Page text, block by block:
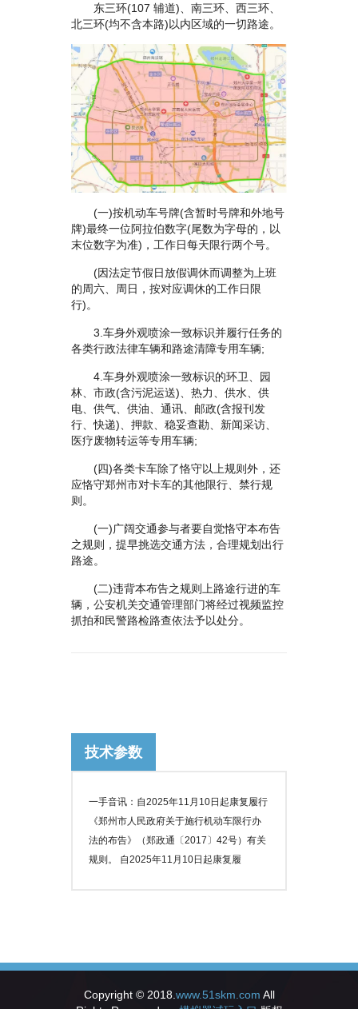
东三环(107 辅道)、南三环、西三环、
北三环(均不含本路)以内区域的一切路途。
(一)按机动车号牌(含暂时号牌和外地号
牌)最终一位阿拉伯数字(尾数为字母的，以
末位数字为准)，工作日每天限行两个号。
(因法定节假日放假调休而调整为上班
的周六、周日，按对应调休的工作日限
行)。
3.车身外观喷涂一致标识并履行任务的
各类行政法律车辆和路途清障专用车辆;
4.车身外观喷涂一致标识的环卫、园
林、市政(含污泥运送)、热力、供水、供
电、供气、供油、通讯、邮政(含报刊发
行、快递)、押款、稳妥查勘、新闻采访、
医疗废物转运等专用车辆;
(四)各类卡车除了恪守以上规则外，还
应恪守郑州市对卡车的其他限行、禁行规
则。
(一)广阔交通参与者要自觉恪守本布告
之规则，提早挑选交通方法，合理规划出行
路途。
(二)违背本布告之规则上路途行进的车
辆，公安机关交通管理部门将经过视频监控
抓拍和民警路检路查依法予以处分。
技术参数
一手音讯：自2025年11月10日起康复履行
《郑州市人民政府关于施行机动车限行办
法的布告》（郑政通〔2017〕42号）有关
规则。 自2025年11月10日起康复履
Copyright © 2018. www.51skm.com All